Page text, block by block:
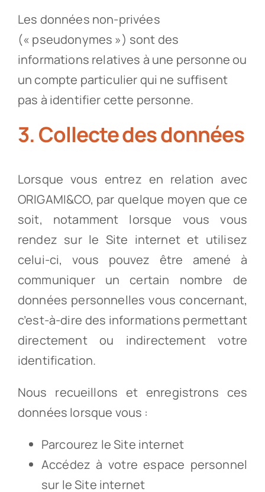
Les données non-privées
(« pseudonymes ») sont des
informations relatives à une personne ou
un compte particulier qui ne suffisent
pas à identifier cette personne.
3. Collecte des données
Lorsque vous entrez en relation avec
ORIGAMI&CO, par quelque moyen que ce
soit, notamment lorsque vous vous
rendez sur le Site internet et utilisez
celui-ci, vous pouvez être amené à
communiquer un certain nombre de
données personnelles vous concernant,
c’est-à-dire des informations permettant
directement ou indirectement votre
identification.
Nous recueillons et enregistrons ces
données lorsque vous :
Parcourez le Site internet
Accédez à votre espace personnel
sur le Site internet